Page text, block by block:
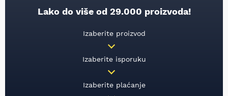
Lako do više od 29.000 proizvoda!
Izaberite proizvod
Izaberite isporuku
Izaberite plaćanje